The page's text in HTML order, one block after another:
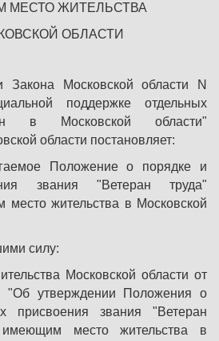
ЖИТЕЛЬСТВА
ОБЛАСТИ
Закона Московской области N
поддержке отдельных
в Московской области"
области постановляет:
Положение о порядке и
звания "Ветеран труда"
жительства в Московской
силу:
Московской области от
"Об утверждении Положения о
присвоения звания "Ветеран
имеющим место жительства в